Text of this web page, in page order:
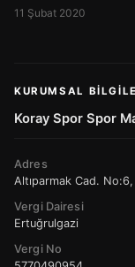
11 Şubat 2020
KURUMSAL
Koray Spor Spor
Adres
Altıparmak Cad.
Vergi Dairesi
Ertuğrulgazi
Vergi No